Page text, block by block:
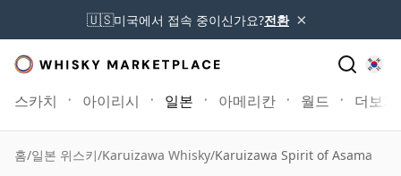
🇺🇸미국에서 접속 중이신가요?전환 ×
스카치 아이리시 일본 아메리칸 월드 더보기
홈/일본 위스키/Karuizawa Whisky/Karuizawa Spirit of Asama